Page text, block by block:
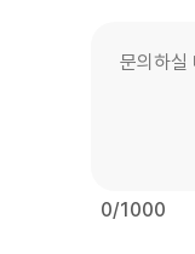
0/1000